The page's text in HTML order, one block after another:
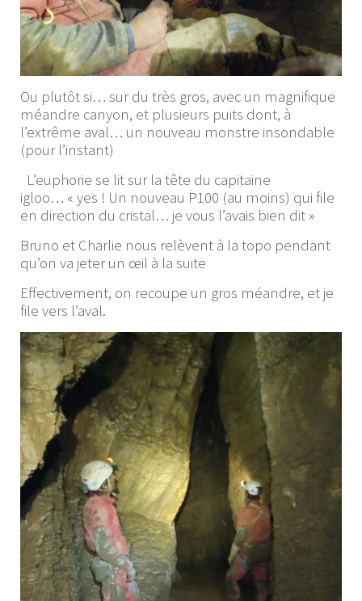
Ou plutôt si… sur du très gros, avec un magnifique
méandre canyon, et plusieurs puits dont, à
l’extrême aval… un nouveau monstre insondable
(pour l’instant)
L’euphorie se lit sur la tête du capitaine
igloo… « yes ! Un nouveau P100 (au moins) qui file
en direction du cristal… je vous l’avais bien dit »
Bruno et Charlie nous relèvent à la topo pendant
qu’on va jeter un œil à la suite
Effectivement, on recoupe un gros méandre, et je
file vers l’aval.